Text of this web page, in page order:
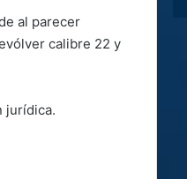
al parecer
calibre 22 y
jurídica.